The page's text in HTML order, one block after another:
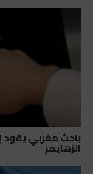
باحث مغربي يقود
الزهايمر